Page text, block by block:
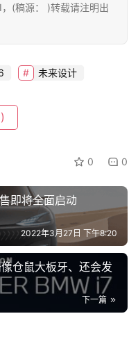
(稿源： )转载请注明出
未来设计
0 0
即将全面启动
2022年3月27日 下午8:20
仓鼠大板牙、还会发
下一篇